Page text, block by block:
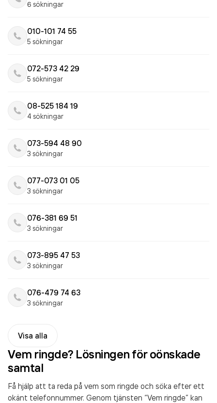
6 sökningar
010-101 74 55
5 sökningar
072-573 42 29
5 sökningar
08-525 184 19
4 sökningar
073-594 48 90
3 sökningar
077-073 01 05
3 sökningar
076-381 69 51
3 sökningar
073-895 47 53
3 sökningar
076-479 74 63
3 sökningar
Visa alla
Vem ringde? Lösningen för oönskade
samtal
Få hjälp att ta reda på vem som ringde och söka efter ett
okänt telefonnummer. Genom tjänsten “Vem ringde” kan